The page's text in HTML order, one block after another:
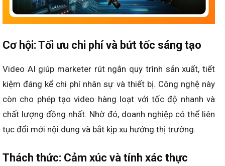
Cơ hội: Tối ưu chi phí và bứt tốc sáng tạo
Video AI giúp marketer rút ngắn quy trình sản xuất, tiết
kiệm đáng kể chi phí nhân sự và thiết bị. Công nghệ này
còn cho phép tạo video hàng loạt với tốc độ nhanh và
chất lượng đồng nhất. Nhờ đó, doanh nghiệp có thể liên
tục đổi mới nội dung và bắt kịp xu hướng thị trường.
Thách thức: Cảm xúc và tính xác thực